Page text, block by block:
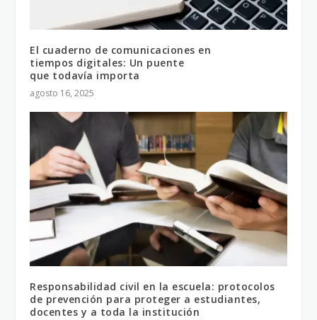
El cuaderno de comunicaciones en
tiempos digitales: Un puente
que todavía importa
agosto 16, 2025
Responsabilidad civil en la escuela: protocolos
de prevención para proteger a estudiantes,
docentes y a toda la institución